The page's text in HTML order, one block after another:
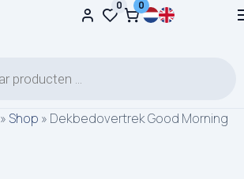
0 0
» Shop » Dekbedovertrek Good Morning